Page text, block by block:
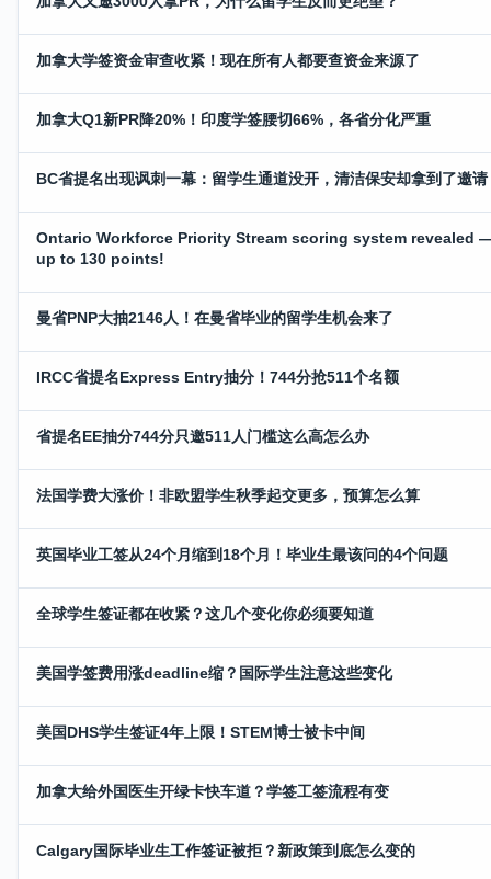
加拿大学签资金审查收紧！现在所有人都要查资金来源了
加拿大Q1新PR降20%！印度学签腰切66%，各省分化严重
BC省提名出现讽刺一幕：留学生通道没开，清洁保安却拿到了邀请
Ontario Workforce Priority Stream scoring system revealed
up to 130 points!
曼省PNP大抽2146人！在曼省毕业的留学生机会来了
IRCC省提名Express Entry抽分！744分抢511个名额
省提名EE抽分744分只邀511人门槛这么高怎么办
法国学费大涨价！非欧盟学生秋季起交更多，预算怎么算
英国毕业工签从24个月缩到18个月！毕业生最该问的4个问题
全球学生签证都在收紧？这几个变化你必须要知道
美国学签费用涨deadline缩？国际学生注意这些变化
美国DHS学生签证4年上限！STEM博士被卡中间
加拿大给外国医生开绿卡快车道？学签工签流程有变
Calgary国际毕业生工作签证被拒？新政策到底怎么变的